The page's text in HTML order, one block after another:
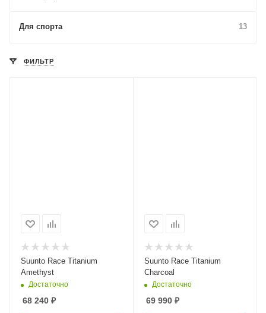
Для спорта 13
ФИЛЬТР
Suunto Race Titanium
Amethyst
Достаточно
68 240 ₽
Suunto Race Titanium
Charcoal
Достаточно
69 990₽